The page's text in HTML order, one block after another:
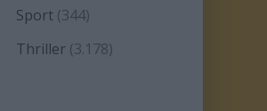
Sport(344)
Thriller(3.178)